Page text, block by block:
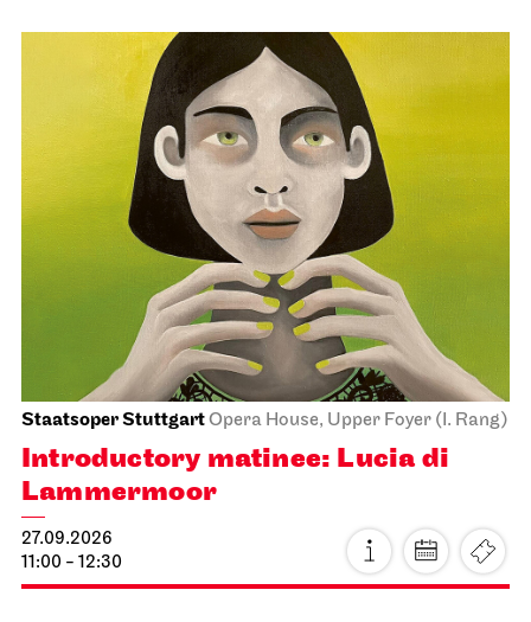
Staatsoper StuttgartOpera House, Upper Foyer (I. Rang)
Introductory matinee: Lucia di
Lammermoor
27.09.2026
11:00 - 12:30